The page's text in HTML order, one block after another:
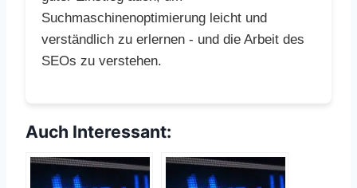
Suchmaschinenoptimierung leicht und
verständlich zu erlernen - und die Arbeit des
SEOs zu verstehen.
Auch Interessant: